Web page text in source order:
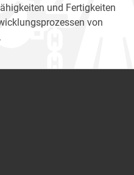
und Fertigkeiten
von